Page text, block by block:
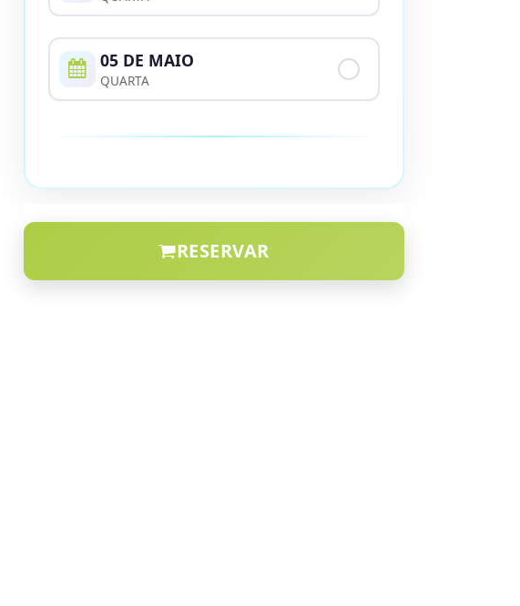
05 DE MAIO
QUARTA
RESERVAR